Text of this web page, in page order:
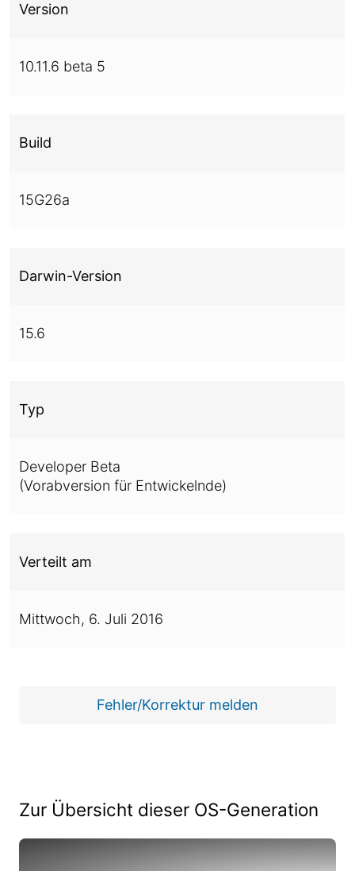
Version
10.11.6 beta 5
Build
15G26a
Darwin-Version
15.6
Typ
Developer Beta
(Vorabversion für Entwickelnde)
Verteilt am
Mittwoch, 6. Juli 2016
Fehler/Korrektur melden
Zur Übersicht dieser OS-Generation